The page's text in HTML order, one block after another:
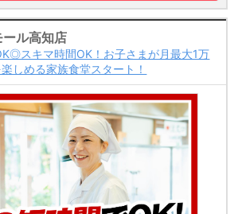
ル高知店
スキマ時間OK！お子さまが月最大1万
しめる家族食堂スタート！